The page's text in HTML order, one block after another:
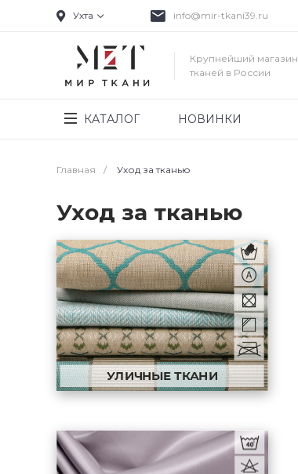
Ухта info@mir-tkani39.ru
Крупнейший магазин
тканей в России
КАТАЛОГ НОВИНКИ
Главная / Уход за тканью
Уход за тканью